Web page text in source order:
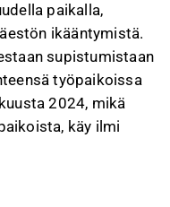
paikalla,
ikääntymistä.
supistumistaan
työpaikoissa
2024, mikä
käy ilmi